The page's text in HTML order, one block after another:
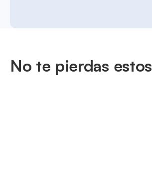
No te pierdas estos